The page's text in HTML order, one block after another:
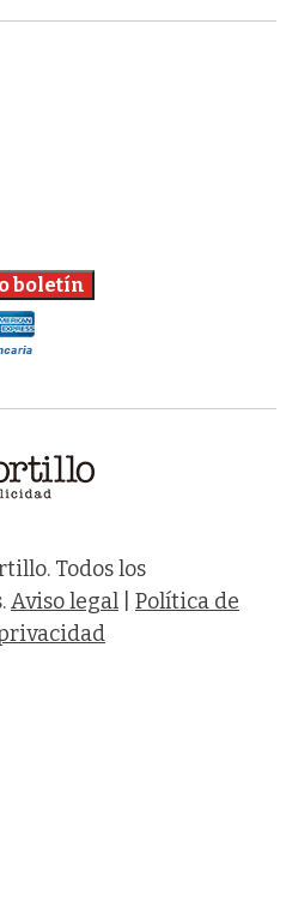
Todos los
Aviso legal
Política de